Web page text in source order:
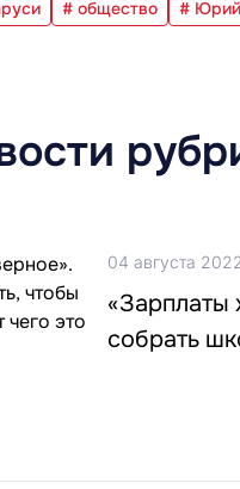
# общество # Юрий
04 августа
«Зарплаты
собрать